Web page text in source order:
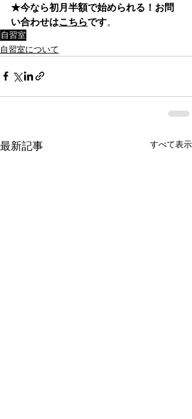
★今なら初月半額で始められる！お問
い合わせはこちらです。
自習室
自習室について
最新記事 すべて表示